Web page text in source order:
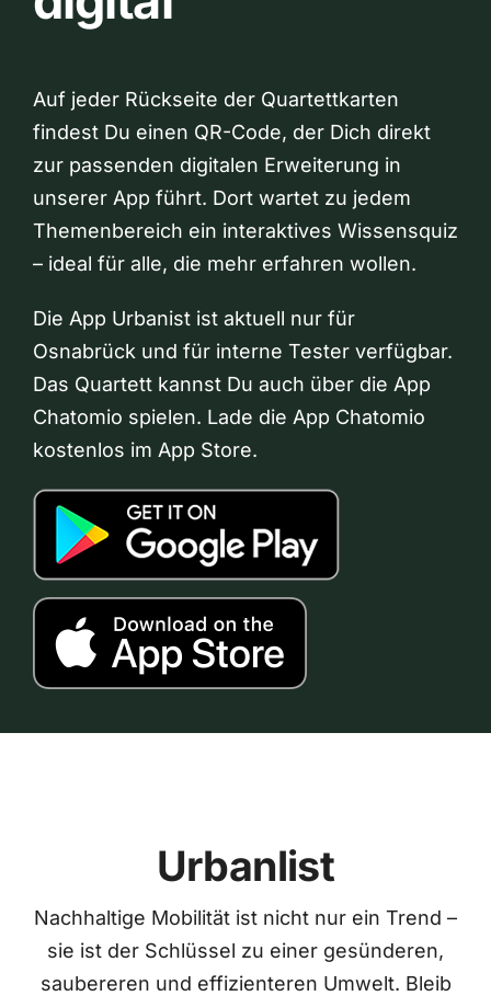
Auf jeder Rückseite der Quartettkarten
findest Du einen QR-Code, der Dich direkt
zur passenden digitalen Erweiterung in
unserer App führt. Dort wartet zu jedem
Themenbereich ein interaktives Wissensquiz
– ideal für alle, die mehr erfahren wollen.
Die App Urbanist ist aktuell nur für
Osnabrück und für interne Tester verfügbar.
Das Quartett kannst Du auch über die App
Chatomio spielen. Lade die App Chatomio
kostenlos im App Store.
Urbanlist
Nachhaltige Mobilität ist nicht nur ein Trend –
sie ist der Schlüssel zu einer gesünderen,
saubereren und effizienteren Umwelt. Bleib